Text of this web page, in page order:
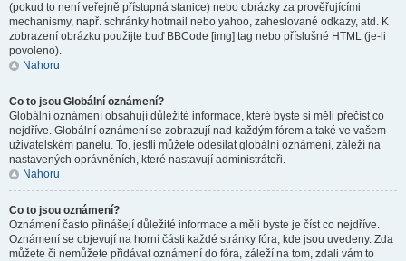
(pokud to není veřejně přístupná stanice) nebo obrázky za prověřujícími
mechanismy, např. schránky hotmail nebo yahoo, zaheslované odkazy, atd. K
zobrazení obrázku použijte buď BBCode [img] tag nebo příslušné HTML (je-li
povoleno).
Nahoru
Co to jsou Globální oznámení?
Globální oznámení obsahují důležité informace, které byste si měli přečíst co
nejdříve. Globální oznámení se zobrazují nad každým fórem a také ve vašem
uživatelském panelu. To, jestli můžete odesílat globální oznámení, záleží na
nastavených oprávněních, které nastavují administrátoři.
Nahoru
Co to jsou oznámení?
Oznámení často přinášejí důležité informace a měli byste je číst co nejdříve.
Oznámení se objevují na horní části každé stránky fóra, kde jsou uvedeny. Zda
můžete či nemůžete přidávat oznámení do fóra, záleží na tom, zdali vám to